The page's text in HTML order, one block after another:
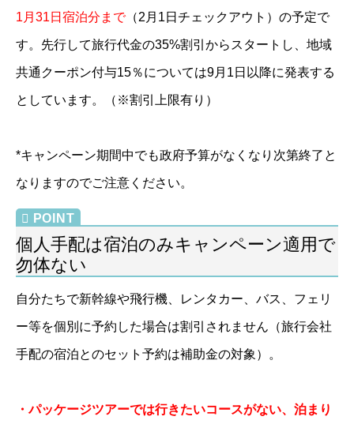
1月31日宿泊分まで（2月1日チェックアウト）の予定で
す。先行して旅行代金の35%割引からスタートし、地域
共通クーポン付与15％については9月1日以降に発表する
としています。（※割引上限有り）
*キャンペーン期間中でも政府予算がなくなり次第終了と
なりますのでご注意ください。
個人手配は宿泊のみキャンペーン適用で
勿体ない
自分たちで新幹線や飛行機、レンタカー、バス、フェリ
ー等を個別に予約した場合は割引されません（旅行会社
手配の宿泊とのセット予約は補助金の対象）。
・パッケージツアーでは行きたいコースがない、泊まり